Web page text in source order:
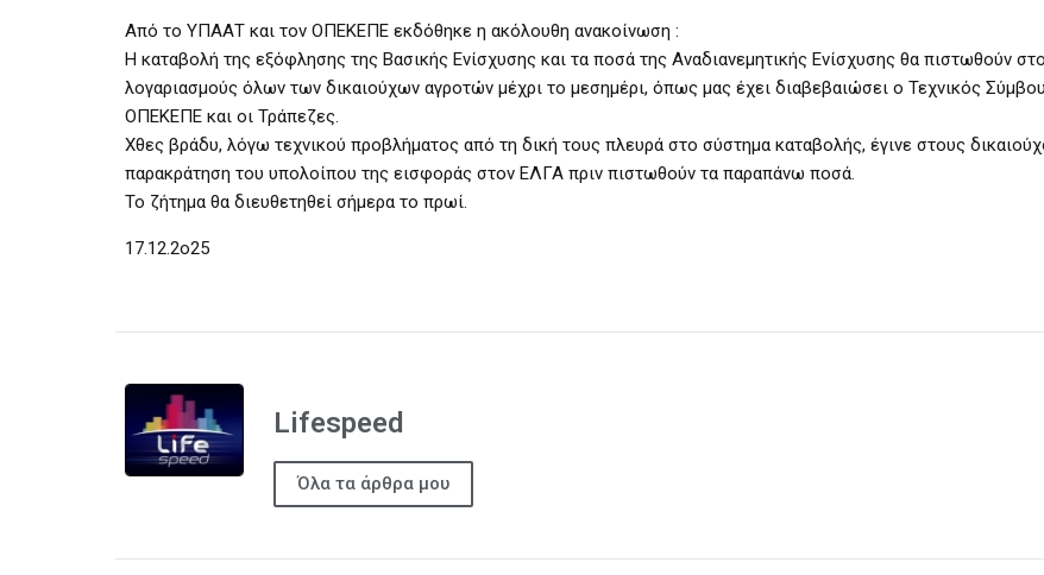
Από το ΥΠΑΑΤ και τον ΟΠΕΚΕΠΕ εκδόθηκε η ακόλουθη ανακοίνωση :
Η καταβολή της εξόφλησης της Βασικής Ενίσχυσης και τα ποσά της Αναδιανεμητικής Ενίσχυσης θα πιστωθούν
λογαριασμούς όλων των δικαιούχων αγροτών μέχρι το μεσημέρι, όπως μας έχει διαβεβαιώσει ο Τεχνικός
ΟΠΕΚΕΠΕ και οι Τράπεζες.
Χθες βράδυ, λόγω τεχνικού προβλήματος από τη δική τους πλευρά στο σύστημα καταβολής, έγινε στους
παρακράτηση του υπολοίπου της εισφοράς στον ΕΛΓΑ πριν πιστωθούν τα παραπάνω ποσά.
Το ζήτημα θα διευθετηθεί σήμερα το πρωί.
17.12.2o25
Lifespeed
Όλα τα άρθρα μου